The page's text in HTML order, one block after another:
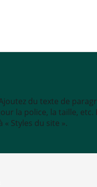
du texte de
la police, la taille,
« Styles du site ».